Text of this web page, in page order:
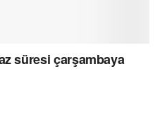
süresi çarşambaya